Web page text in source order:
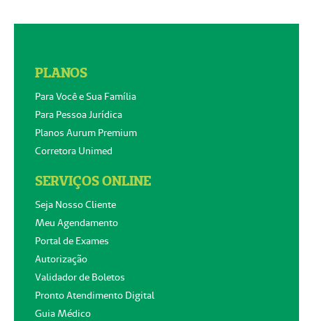
PLANOS
Para Você e Sua Família
Para Pessoa Jurídica
Planos Aurum Premium
Corretora Unimed
SERVIÇOS ONLINE
Seja Nosso Cliente
Meu Agendamento
Portal de Exames
Autorização
Validador de Boletos
Pronto Atendimento Digital
Guia Médico